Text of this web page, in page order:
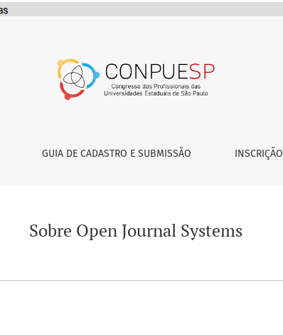
GUIA DE CADASTRO E SUBMISSÃO INSCRIÇÃO
Sobre Open Journal Systems